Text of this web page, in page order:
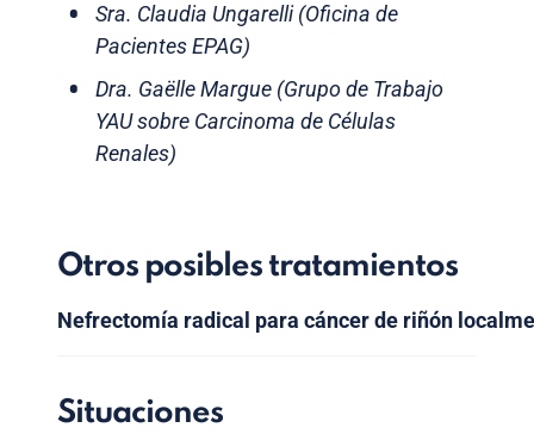
Sra. Claudia Ungarelli (Oficina de
Pacientes EPAG)
Dra. Gaëlle Margue (Grupo de Trabajo
YAU sobre Carcinoma de Células
Renales)
Otros posibles tratamientos
Nefrectomía radical para cáncer de riñón
Situaciones